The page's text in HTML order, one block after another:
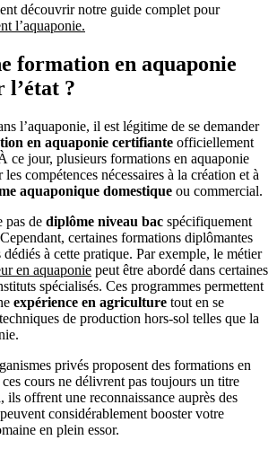
découvrir notre guide complet pour
l’aquaponie.
formation en aquaponie
l’état ?
l’aquaponie, il est légitime de se demander
en aquaponie certifiante officiellement
ce jour, plusieurs formations en aquaponie
compétences nécessaires à la création et à
aquaponique domestique ou commercial.
pas de diplôme niveau bac spécifiquement
certaines formations diplômantes
à cette pratique. Par exemple, le métier
en aquaponie peut être abordé dans certaines
spécialisés. Ces programmes permettent
expérience en agriculture tout en se
de production hors-sol telles que la
privés proposent des formations en
cours ne délivrent pas toujours un titre
offrent une reconnaissance auprès des
considérablement booster votre
en plein essor.